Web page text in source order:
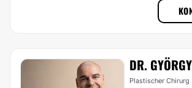
DR.
Plastischer Chirurg